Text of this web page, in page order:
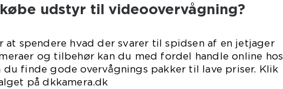
udstyr til videoovervågning?
at spendere hvad der svarer til spidsen af en jetjager
og tilbehør kan du med fordel handle online hos
du finde gode overvågnings pakker til lave priser. Klik
på dkkamera.dk